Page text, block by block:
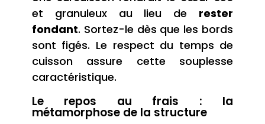
et granuleux au lieu de rester
fondant. Sortez-le dès que les bords
sont figés. Le respect du temps de
cuisson assure cette souplesse
caractéristique.
Le repos au frais : la
métamorphose de la structure